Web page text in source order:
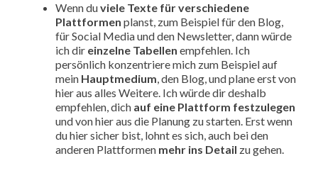
Wenn duviele Texte für verschiedene
Plattformen planst, zum Beispiel für den Blog,
für Social Media und den Newsletter, dann würde
ich dir einzelne Tabellen empfehlen. Ich
persönlich konzentriere mich zum Beispiel auf
mein Hauptmedium, den Blog, und plane erst von
hier aus alles Weitere. Ich würde dir deshalb
empfehlen, dich auf eine Plattform festzulegen
und von hier aus die Planung zu starten. Erst wenn
du hier sicher bist, lohnt es sich, auch bei den
anderen Plattformen mehr ins Detail zu gehen.